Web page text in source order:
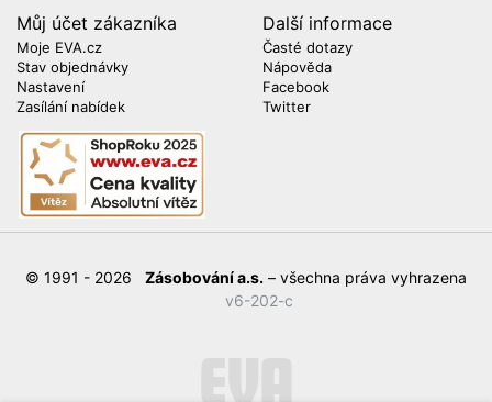
Můj účet zákazníka
Moje EVA.cz
Stav objednávky
Nastavení
Zasílání nabídek
Další informace
Časté dotazy
Nápověda
Facebook
Twitter
© 1991 - 2026 Zásobování a.s. – všechna práva vyhrazena
v6-202-c